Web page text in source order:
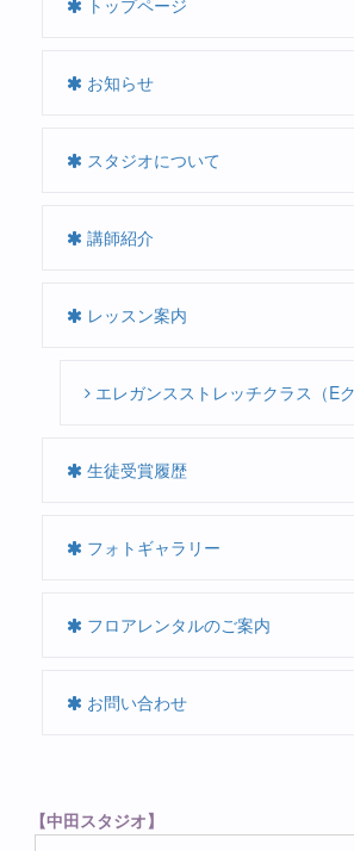
トップページ
お知らせ
スタジオについて
講師紹介
レッスン案内
エレガンスストレッチクラス（Eク
生徒受賞履歴
フォトギャラリー
フロアレンタルのご案内
お問い合わせ
【中田スタジオ】